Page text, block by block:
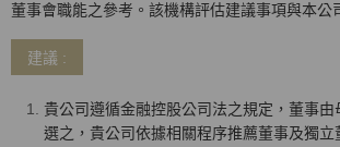
董事會職能之參考。該機構評估建議事項與本公
建議 :
貴公司遵循金融控股公司法之規定，董事
選之，貴公司依據相關程序推薦董事及獨